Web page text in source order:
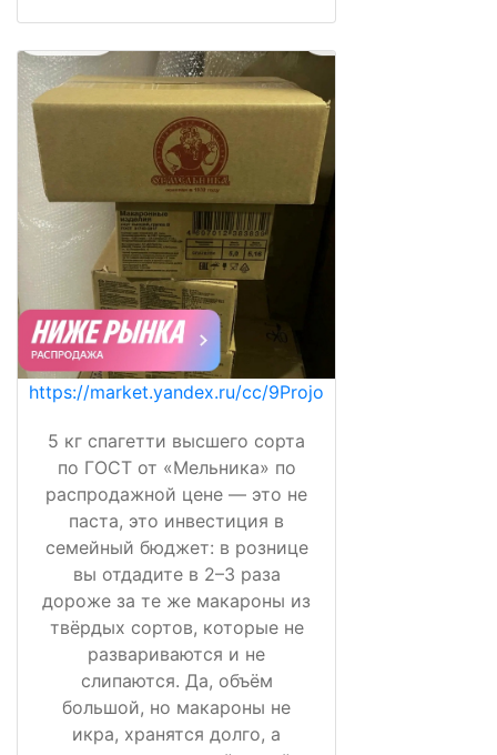
https://market.yandex.ru/cc/9Projo
5 кг спагетти высшего сорта
по ГОСТ от «Мельника» по
распродажной цене — это не
паста, это инвестиция в
семейный бюджет: в рознице
вы отдадите в 2–3 раза
дороже за те же макароны из
твёрдых сортов, которые не
развариваются и не
слипаются. Да, объём
большой, но макароны не
икра, хранятся долго, а